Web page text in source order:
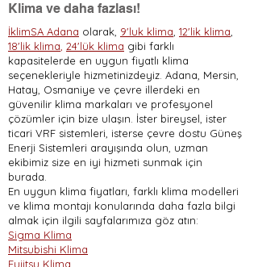
Klima ve daha fazlası!
İklimSA Adana olarak, 9'luk klima 12'lik klima
18'lik klima 24'lük klima gibi farklı
kapasitelerde en uygun fiyatlı klima
seçenekleriyle hizmetinizdeyiz. Adana, Mersin,
Hatay, Osmaniye ve çevre illerdeki en
güvenilir klima markaları ve profesyonel
çözümler için bize ulaşın. İster bireysel, ister
ticari VRF sistemleri, isterse çevre dostu Güneş
Enerji Sistemleri arayışında olun, uzman
ekibimiz size en iyi hizmeti sunmak için
burada.
En uygun klima fiyatları, farklı klima modelleri
ve klima montajı konularında daha fazla bilgi
almak için ilgili sayfalarımıza göz atın:
Sigma Klima
Mitsubishi Klima
Fujitsu Klima